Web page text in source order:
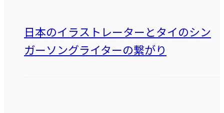
日本のイラストレーターとタイのシン
ガーソングライターの繋がり